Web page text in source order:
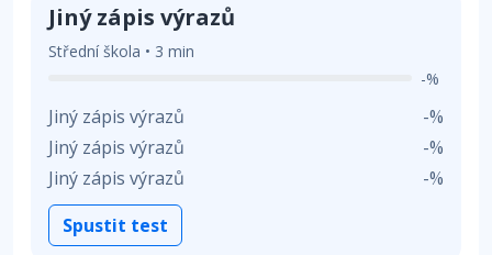
Jiný zápis výrazů
Střední škola • 3 min
-%
Jiný zápis výrazů
-%
Jiný zápis výrazů
-%
Jiný zápis výrazů
-%
Spustit test